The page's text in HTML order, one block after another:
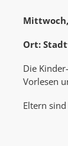
Mittwoch,
Ort:
Die
Vorlesen
Eltern